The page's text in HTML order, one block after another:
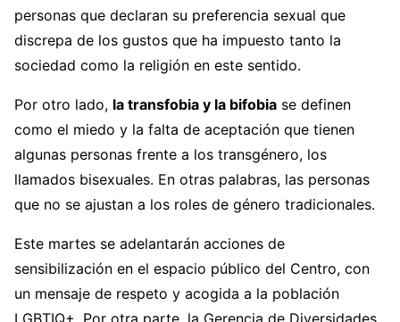
personas que declaran su preferencia sexual que
discrepa de los gustos que ha impuesto tanto la
sociedad como la religión en este sentido.
Por otro lado, la transfobia y la bifobia se definen
como el miedo y la falta de aceptación que tienen
algunas personas frente a los transgénero, los
llamados bisexuales. En otras palabras, las personas
que no se ajustan a los roles de género tradicionales.
Este martes se adelantarán acciones de
sensibilización en el espacio público del Centro, con
un mensaje de respeto y acogida a la población
LGBTIQ+. Por otra parte, la Gerencia de Diversidades